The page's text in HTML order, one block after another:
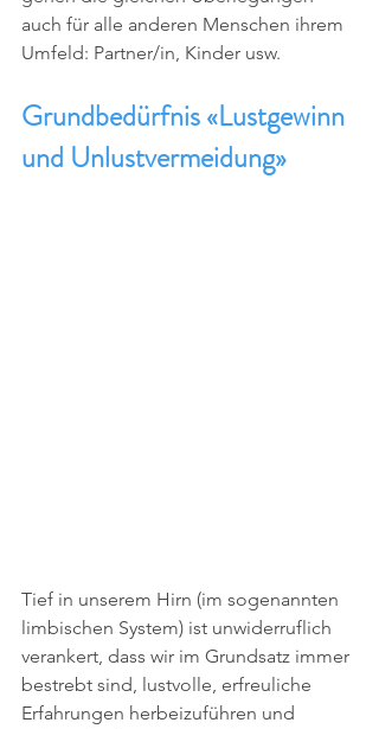
auch für alle anderen Menschen ihrem
Umfeld: Partner/in, Kinder usw.
Grundbedürfnis «Lustgewinn
und Unlustvermeidung»
Tief in unserem Hirn (im sogenannten
limbischen System) ist unwiderruflich
verankert, dass wir im Grundsatz immer
bestrebt sind, lustvolle, erfreuliche
Erfahrungen herbeizuführen und